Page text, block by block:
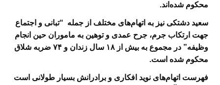
محکوم شده‌اند.
سعید دشتکی نیز به اتهام‌های مختلف از جمله “تبانی و اجتماع
جهت ارتکاب جرم، جرح عمدی و توهین به ماموران حین انجام
وظیفه” در مجموع به بیش از ۱۸ سال زندان و
۷۴ ضربه شلاق
محکوم شده است.
فهرست اتهام‌های نوید افکاری و برادرانش بسیار طولانی است